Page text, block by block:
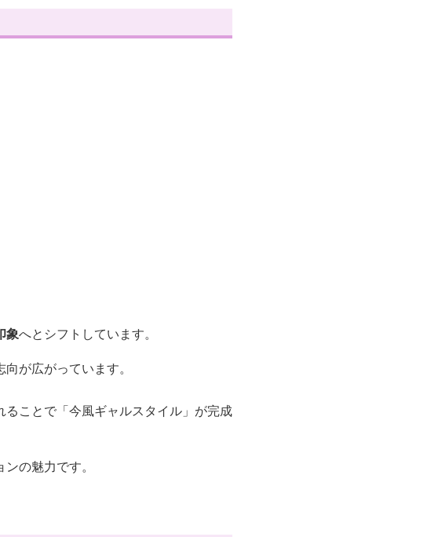
象へとシフトしています。
が広がっています。
ことで「今風ギャルスタイル」が完成
の魅力です。